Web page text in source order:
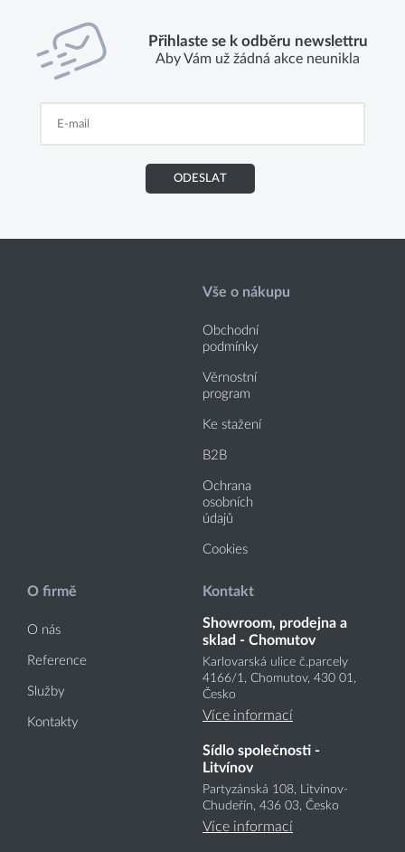
Přihlaste se k odběru newslettru
Aby Vám už žádná akce neunikla
ODESLAT
Vše o nákupu
Obchodní
podmínky
Věrnostní
program
Ke stažení
B2B
Ochrana
osobních
údajů
Cookies
O firmě
O nás
Reference
Služby
Kontakty
Kontakt
Showroom, prodejna a
sklad - Chomutov
Karlovarská ulice č.parcely
4166/1, Chomutov, 430 01,
Česko
Více informací
Sídlo společnosti -
Litvínov
Partyzánská 108, Litvínov-
Chudeřín, 436 03, Česko
Více informací